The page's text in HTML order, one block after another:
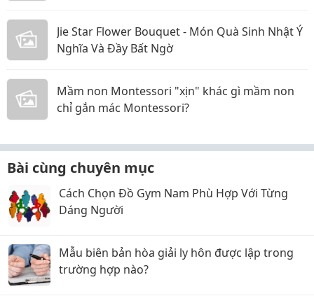
Jie Star Flower Bouquet - Món Quà Sinh Nhật Ý
Nghĩa Và Đầy Bất Ngờ
Mầm non Montessori "xịn" khác gì mầm non
chỉ gắn mác Montessori?
Bài cùng chuyên mục
Cách Chọn Đồ Gym Nam Phù Hợp Với Từng
Dáng Người
Mẫu biên bản hòa giải ly hôn được lập trong
trường hợp nào?